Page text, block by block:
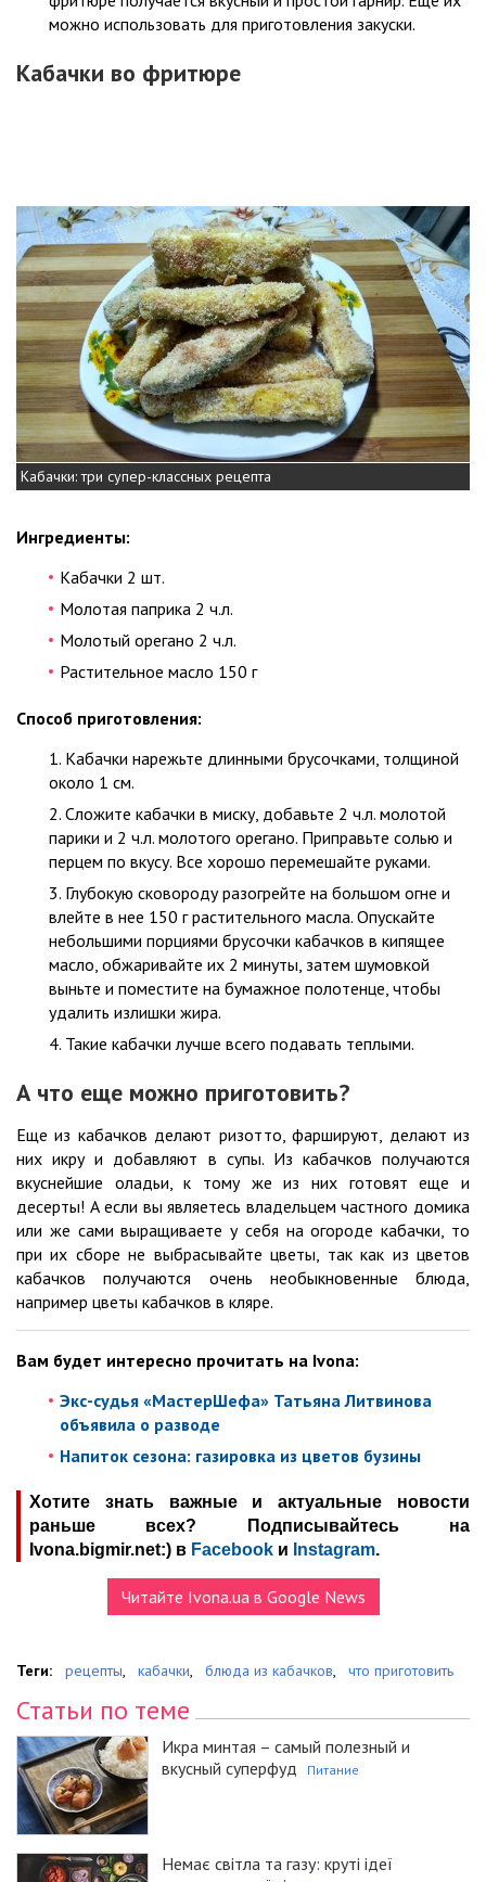
можно использовать для приготовления закуски.
Кабачки во фритюре
Кабачки: три супер-классных рецепта
Ингредиенты:
Кабачки 2 шт.
Молотая паприка 2 ч.л.
Молотый орегано 2 ч.л.
Растительное масло 150 г
Способ приготовления:
Кабачки нарежьте длинными брусочками, толщиной
около 1 см.
Сложите кабачки в миску, добавьте 2 ч.л. молотой
парики и 2 ч.л. молотого орегано. Приправьте солью и
перцем по вкусу. Все хорошо перемешайте руками.
Глубокую сковороду разогрейте на большом огне и
влейте в нее 150 г растительного масла. Опускайте
небольшими порциями брусочки кабачков в кипящее
масло, обжаривайте их 2 минуты, затем шумовкой
выньте и поместите на бумажное полотенце, чтобы
удалить излишки жира.
Такие кабачки лучше всего подавать теплыми.
А что еще можно приготовить?
Еще из кабачков делают ризотто, фаршируют, делают из
них икру и добавляют в супы. Из кабачков получаются
вкуснейшие оладьи, к тому же из них готовят еще и
десерты! А если вы являетесь владельцем частного домика
или же сами выращиваете у себя на огороде кабачки, то
при их сборе не выбрасывайте цветы, так как из цветов
кабачков получаются очень необыкновенные блюда,
например цветы кабачков в кляре.
Вам будет интересно прочитать на Ivona:
Экс-судья «МастерШефа» Татьяна Литвинова
объявила о разводе
Напиток сезона: газировка из цветов бузины
Хотите знать важные и актуальные новости
раньше всех? Подписывайтесь на
Ivona.bigmir.net:) в Facebook и Instagram.
Читайте Ivona.ua в Google News
Теги: рецепты, кабачки, блюда из кабачков, что приготовить
Статьи по теме
Икра минтая – самый полезный и
вкусный суперфуд
Питание
Немає світла та газу: круті ідеї